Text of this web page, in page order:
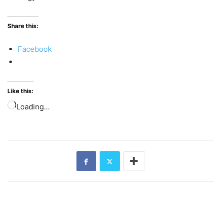
Share this:
Facebook
Like this:
Loading…